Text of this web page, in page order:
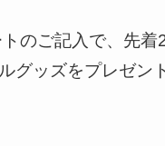
のご記入で、先着
グッズをプレゼン